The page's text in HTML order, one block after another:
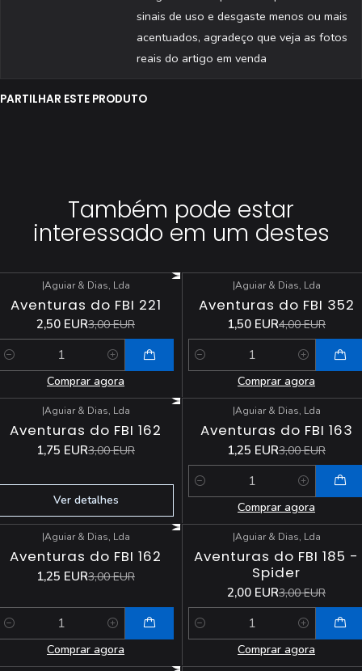
sinais de uso e desgaste menos ou mais
acentuados, agradeço que veja as fotos
reais do artigo em venda
PARTILHAR ESTE PRODUTO
Também pode estar
interessado em um destes
DESCONTO
|Aguiar & Dias, Lda
Aventuras do FBI 221
2,50 EUR3,00 EUR
Comprar agora
DESCONTO
|Aguiar & Dias, Lda
Aventuras do FBI 352
1,50 EUR4,00 EUR
Quantidade
Comprar agora
DESCONTO
Esgotado
|Aguiar & Dias, Lda
Aventuras do FBI 162
1,75 EUR3,00 EUR
Ver detalhes
DESCONTO
|Aguiar & Dias, Lda
Aventuras do FBI 163
1,25 EUR3,00 EUR
Quantidade
Comprar agora
DESCONTO
|Aguiar & Dias, Lda
Aventuras do FBI 162
1,25 EUR3,00 EUR
Comprar agora
DESCONTO
|Aguiar & Dias, Lda
Aventuras do FBI 185 -
Spider
2,00 EUR3,00 EUR
Quantidade
Comprar agora